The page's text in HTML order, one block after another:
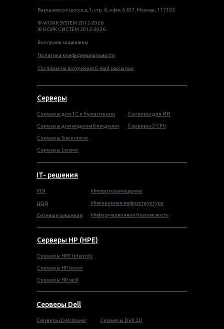
Варшавское шоссе д.1, стр. 6, офис А107. Москва, 117105
© WORK SYSTEM 2012-2026
© ВОРК СИСТЕМ 2012-2026
Все права защищены
Политика конфиденциальности
Согласие на получение E-mail рассылок
Серверы
Серверы HP (HPE)
Серверы Dell
Серверы для 1С и бухгалтерии
Серверы для видеонаблюдения
Серверы Supermicro
Серверы HPE Integrity
Cерверы HP tower
Cерверы HP rack
Серверы Lenovo
Серверы для ИИ
Серверы 2 CPU
Cерверы Dell tower Серверы Dell 2U
VDI
ЦОД
Сетевые решения
Импортозамещение
Инженерная инфраструктура
Информационная безопасность
IT- решения